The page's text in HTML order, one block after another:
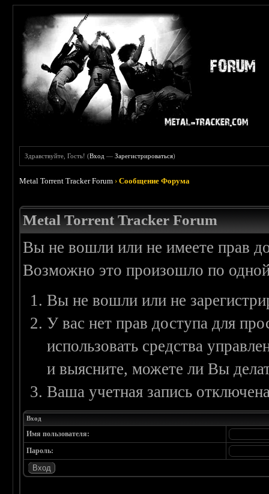
Здравствуйте, Гость! (Вход —Зарегистрироваться)
Metal Torrent Tracker Forum ›Сообщение Форума
Metal Torrent Tracker Forum
Вы не вошли или не имеете прав
Возможно это произошло по
Вы не вошли или не
У вас нет прав доступа для
использовать средства
и выясните, можете ли Вы
Ваша учетная запись
Вход
Имя пользователя:
Пароль: